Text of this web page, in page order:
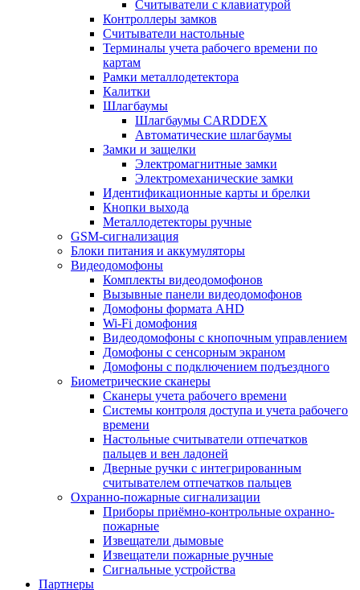
Считыватели с клавиатурой
Контроллеры замков
Считыватели настольные
Терминалы учета рабочего времени по
картам
Рамки металлодетектора
Калитки
Шлагбаумы
Шлагбаумы CARDDEX
Автоматические шлагбаумы
Замки и защелки
Электромагнитные замки
Электромеханические замки
Идентификационные карты и брелки
Кнопки выхода
Металлодетекторы ручные
GSM-сигнализация
Блоки питания и аккумуляторы
Видеодомофоны
Комплекты видеодомофонов
Вызывные панели видеодомофонов
Домофоны формата AHD
Wi-Fi домофония
Видеодомофоны с кнопочным управлением
Домофоны с сенсорным экраном
Домофоны с подключением подъездного
Биометрические сканеры
Сканеры учета рабочего времени
Системы контроля доступа и учета рабочего
времени
Настольные считыватели отпечатков
пальцев и вен ладоней
Дверные ручки с интегрированным
считывателем отпечатков пальцев
Охранно-пожарные сигнализации
Приборы приёмно-контрольные охранно-
пожарные
Извещатели дымовые
Извещатели пожарные ручные
Сигнальные устройства
Партнеры